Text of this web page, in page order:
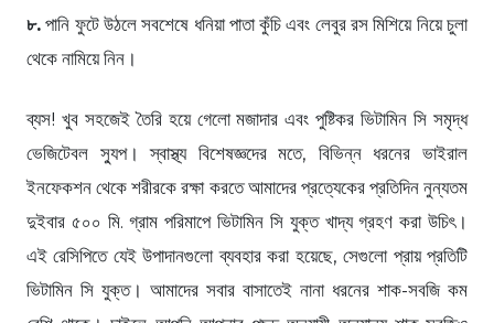
৮. পানি ফুটে উঠলে সবশেষে ধনিয়া পাতা কুঁচি এবং লেবুর রস মিশিয়ে নিয়ে চুলা
থেকে নামিয়ে নিন।
ব্যস! খুব সহজেই তৈরি হয়ে গেলো মজাদার এবং পুষ্টিকর ভিটামিন সি সমৃদ্ধ
ভেজিটেবল স্যুপ। স্বাস্থ্য বিশেষজ্ঞদের মতে, বিভিন্ন ধরনের ভাইরাল
ইনফেকশন থেকে শরীরকে রক্ষা করতে আমাদের প্রত্যেকের প্রতিদিন নুন্যতম
দুইবার ৫০০ মি. গ্রাম পরিমাপে ভিটামিন সি যুক্ত খাদ্য গ্রহণ করা উচিৎ।
এই রেসিপিতে যেই উপাদানগুলো ব্যবহার করা হয়েছে, সেগুলো প্রায় প্রতিটি
ভিটামিন সি যুক্ত। আমাদের সবার বাসাতেই নানা ধরনের শাক-সবজি কম